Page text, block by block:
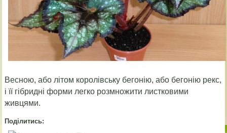
Весною, або літом королівську бегонію, або бегонію рекс,
і її гібридні форми легко розмножити листковими
живцями.
Поділитись: